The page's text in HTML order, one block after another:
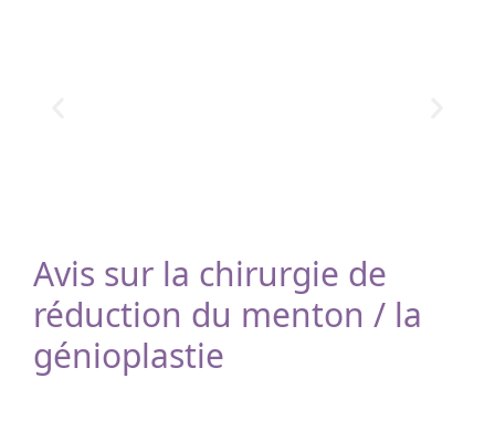
Avis sur la chirurgie de
réduction du menton / la
génioplastie